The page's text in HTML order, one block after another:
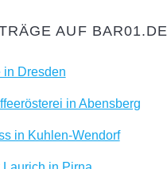
AUF BAR01.DE
in Dresden
in Abensberg
in Kuhlen-Wendorf